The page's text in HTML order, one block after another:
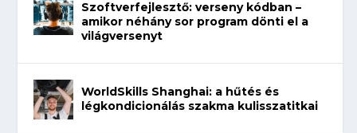
Szoftverfejlesztő: verseny kódban –
amikor néhány sor program dönti el a
világversenyt
WorldSkills Shanghai: a hűtés és
légkondicionálás szakma kulisszatitkai